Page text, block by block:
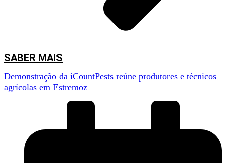
SABER MAIS
Demonstração da iCountPests reúne produtores e técnicos
agrícolas em Estremoz